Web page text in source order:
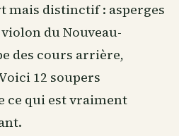
mais distinctif : asperges
du Nouveau-
des cours arrière,
12 soupers
ce qui est vraiment